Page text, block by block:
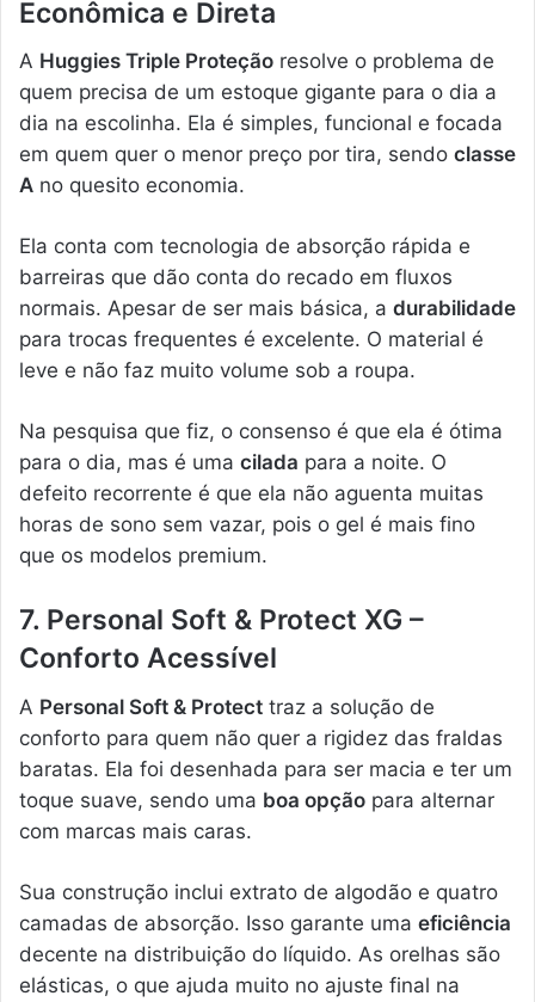
Econômica e Direta
A Huggies Triple Proteção resolve o problema de
quem precisa de um estoque gigante para o dia a
dia na escolinha. Ela é simples, funcional e focada
em quem quer o menor preço por tira, sendo classe
A no quesito economia.
Ela conta com tecnologia de absorção rápida e
barreiras que dão conta do recado em fluxos
normais. Apesar de ser mais básica, a durabilidade
para trocas frequentes é excelente. O material é
leve e não faz muito volume sob a roupa.
Na pesquisa que fiz, o consenso é que ela é ótima
para o dia, mas é uma cilada para a noite. O
defeito recorrente é que ela não aguenta muitas
horas de sono sem vazar, pois o gel é mais fino
que os modelos premium.
7. Personal Soft & Protect XG –
Conforto Acessível
A Personal Soft & Protect traz a solução de
conforto para quem não quer a rigidez das fraldas
baratas. Ela foi desenhada para ser macia e ter um
toque suave, sendo uma boa opção para alternar
com marcas mais caras.
Sua construção inclui extrato de algodão e quatro
camadas de absorção. Isso garante uma eficiência
decente na distribuição do líquido. As orelhas são
elásticas, o que ajuda muito no ajuste final na